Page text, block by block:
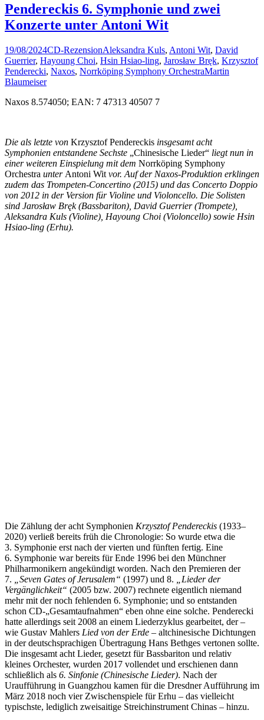
Pendereckis 6. Symphonie und zwei
Konzerte unter Antoni Wit
19/08/2024CD-RezensionAleksandra Kuls, Antoni Wit, David
Guerrier, Hayoung Choi, Hsin Hsiao-ling, Jarosław Bręk, Krzysztof
Penderecki, Naxos, Norrköping Symphony OrchestraMartin
Blaumeiser
Naxos 8.574050; EAN: 7 47313 40507 7
Die als letzte von Krzysztof Pendereckis insgesamt acht
Symphonien entstandene Sechste „Chinesische Lieder“ liegt nun in
einer weiteren Einspielung mit dem Norrköping Symphony
Orchestra unter Antoni Wit vor. Auf der Naxos-Produktion erklingen
zudem das Trompeten-Concertino (2015) und das Concerto Doppio
von 2012 in der Version für Violine und Violoncello. Die Solisten
sind Jarosław Bręk (Bassbariton), David Guerrier (Trompete),
Aleksandra Kuls (Violine), Hayoung Choi (Violoncello) sowie Hsin
Hsiao-ling (Erhu).
Die Zählung der acht Symphonien Krzysztof Pendereckis (1933‒
2020) verließ bereits früh die Chronologie: So wurde etwa die
3. Symphonie erst nach der vierten und fünften fertig. Eine
6. Symphonie war bereits für Ende 1996 bei den Münchner
Philharmonikern angekündigt worden. Nach den Premieren der
7.
Seven Gates of Jerusalem“ (1997) und 8.
„Lieder der
Vergänglichkeit“ (2005 bzw. 2007) rechnete eigentlich niemand
mehr mit der noch fehlenden 6. Symphonie; und so entstanden
schon CD-„Gesamtaufnahmen“ eben ohne eine solche. Penderecki
hatte allerdings seit 2008 an einem Liederzyklus gearbeitet, der –
wie Gustav Mahlers Lied von der Erde – altchinesische Dichtungen
in der deutschsprachigen Übertragung Hans Bethges vertonen sollte.
Die insgesamt acht Lieder, gesetzt für Bassbariton und relativ
kleines Orchester, wurden 2017 vollendet und erschienen dann
schließlich als 6. Sinfonie (Chinesische Lieder). Nach der
Uraufführung in Guangzhou kamen für die Dresdner Aufführung im
März 2018 noch vier Zwischenspiele für Erhu – das vielleicht
typischste, lediglich zweisaitige Streichinstrument Chinas – hinzu.